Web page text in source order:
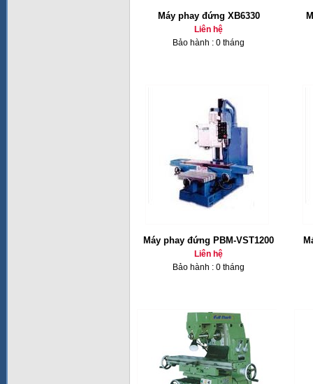
Máy phay đứng XB6330
Liên hệ
Bảo hành : 0 tháng
Máy phay đứng PBM-VST1200
Liên hệ
Bảo hành : 0 tháng